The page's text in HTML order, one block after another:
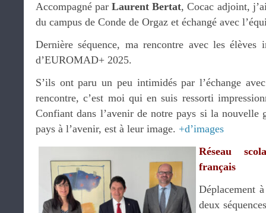
Accompagné parLaurent Bertat, Cocac adjoint,
du campus de Conde de Orgaz et échangé avec
Dernière séquence, ma rencontre avec les élèves
d’EUROMAD+ 2025.
S’ils ont paru un peu intimidés par l’échange
rencontre, c’est moi qui en suis ressorti
Confiant dans l’avenir de notre pays si la nouvelle
pays à l’avenir, est à leur image. +d’images
Réseau
français
Déplacement
deux